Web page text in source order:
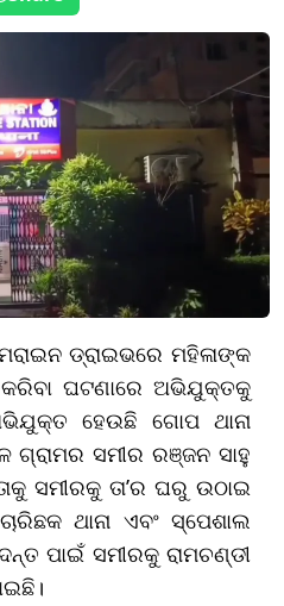
ମେରାଇନ ଡ୍ରାଇଭରେ ମହିଳାଙ୍କ
ଘଟଣାରେ ଅଭିଯୁକ୍ତକୁ
ହେଉଛି ଗୋପ ଥାନା
ସମୀର ରଞ୍ଜନ ସାହୁ
ସମୀରକୁ ତା’ର ଘରୁ ଉଠାଇ
ଥାନା ଏବଂ ସ୍ପେଶାଲ
ପାଇଁ ସମୀରକୁ ରାମଚଣ୍ଡୀ